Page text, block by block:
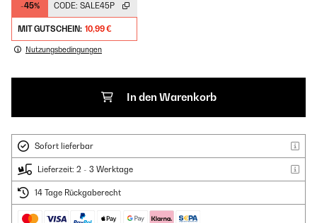
-45% CODE: SALE45P
MIT GUTSCHEIN: 10,99 €
Nutzungsbedingungen
In den Warenkorb
Sofort lieferbar
Lieferzeit: 2 - 3 Werktage
14 Tage Rückgaberecht